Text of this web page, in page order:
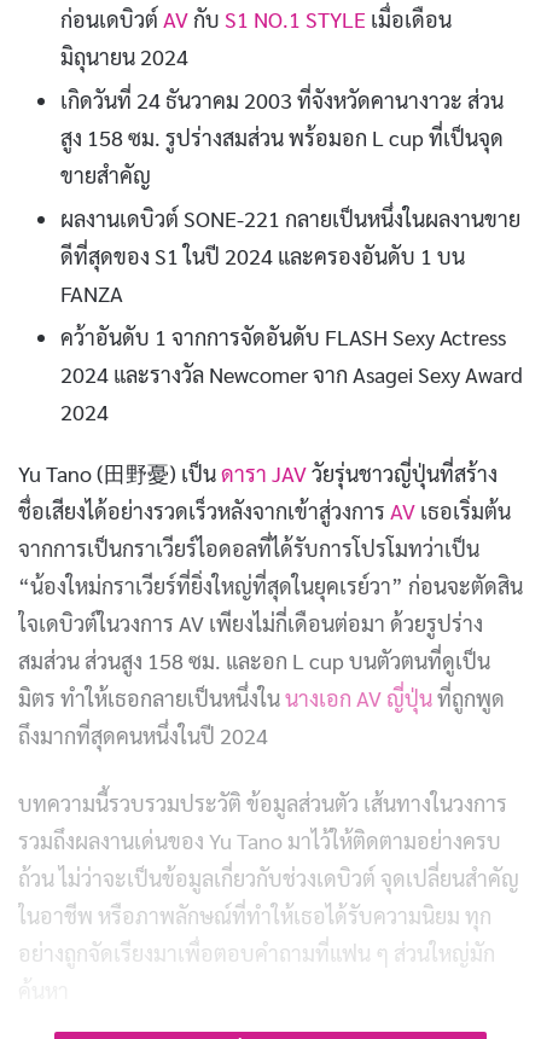
ก่อนเดบิวต์ AVกับ S1 NO.1 STYLE เมื่อเดือน
มิถุนายน 2024
เกิดวันที่ 24 ธันวาคม 2003 ที่จังหวัดคานางาวะ ส่วน
สูง 158 ซม. รูปร่างสมส่วน พร้อมอก L cup ที่เป็นจุด
ขายสำคัญ
ผลงานเดบิวต์ SONE-221 กลายเป็นหนึ่งในผลงานขาย
ดีที่สุดของ S1 ในปี 2024 และครองอันดับ 1 บน
FANZA
คว้าอันดับ 1 จากการจัดอันดับ FLASH Sexy Actress
2024 และรางวัล Newcomer จาก Asagei Sexy Award
2024
Yu Tano (田野憂) เป็นดารา JAVวัยรุ่นชาวญี่ปุ่นที่สร้าง
ชื่อเสียงได้อย่างรวดเร็วหลังจากเข้าสู่วงการ AV เธอเริ่มต้น
จากการเป็นกราเวียร์ไอดอลที่ได้รับการโปรโมทว่าเป็น
“น้องใหม่กราเวียร์ที่ยิ่งใหญ่ที่สุดในยุคเรย์วา” ก่อนจะตัดสิน
ใจเดบิวต์ในวงการ AV เพียงไม่กี่เดือนต่อมา ด้วยรูปร่าง
สมส่วน ส่วนสูง 158 ซม. และอก L cup บนตัวตนที่ดูเป็น
มิตร ทำให้เธอกลายเป็นหนึ่งในนางเอก AV ญี่ปุ่นที่ถูกพูด
ถึงมากที่สุดคนหนึ่งในปี 2024
บทความนี้รวบรวมประวัติ ข้อมูลส่วนตัว เส้นทางในวงการ
รวมถึงผลงานเด่นของ Yu Tano มาไว้ให้ติดตามอย่างครบ
ถ้วน ไม่ว่าจะเป็นข้อมูลเกี่ยวกับช่วงเดบิวต์ จุดเปลี่ยนสำคัญ
ในอาชีพ หรือภาพลักษณ์ที่ทำให้เธอได้รับความนิยม ทุก
อย่างถูกจัดเรียงมาเพื่อตอบคำถามที่แฟน ๆ ส่วนใหญ่มัก